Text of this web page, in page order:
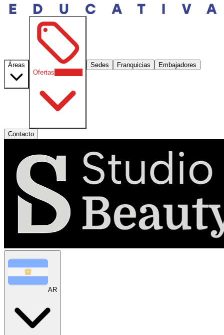
Áreas
Ofertas
Sedes Franquicias Embajadores
Contacto
AR